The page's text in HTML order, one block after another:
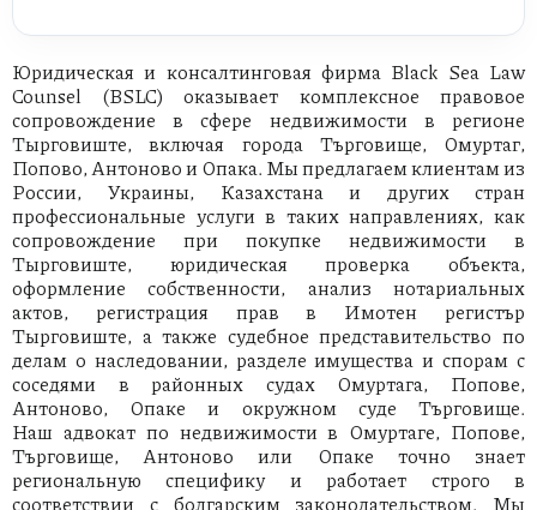
Юридическая и консалтинговая фирма Black Sea Law
Counsel (BSLC) оказывает комплексное правовое
сопровождение в сфере недвижимости в регионе
Тырговиште, включая города Търговище, Омуртаг,
Попово, Антоново и Опака. Мы предлагаем клиентам из
России, Украины, Казахстана и других стран
профессиональные услуги в таких направлениях, как
сопровождение при покупке недвижимости в
Тырговиште, юридическая проверка объекта,
оформление собственности, анализ нотариальных
актов, регистрация прав в Имотен регистър
Тырговиште, а также судебное представительство по
делам о наследовании, разделе имущества и спорам с
соседями в районных судах Омуртага, Попове,
Антоново, Опаке и окружном суде Търговище.
Наш адвокат по недвижимости в Омуртаге, Попове,
Търговище, Антоново или Опаке точно знает
региональную специфику и работает строго в
соответствии с болгарским законодательством. Мы